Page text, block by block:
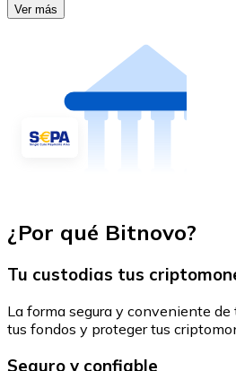
Ver más
¿Por qué Bitnovo?
Tu custodias tus
La forma segura y conveniente
tus fondos y proteger tus
Seguro y confiable